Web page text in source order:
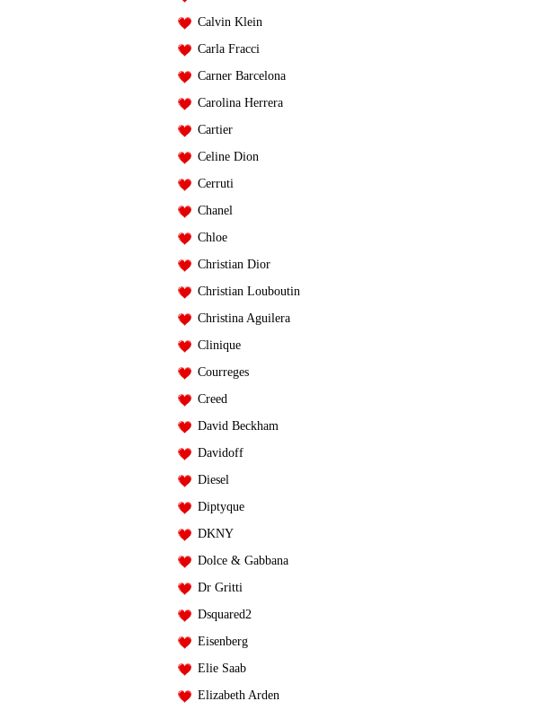
Calvin Klein
Carla Fracci
Carner Barcelona
Carolina Herrera
Cartier
Celine Dion
Cerruti
Chanel
Chloe
Christian Dior
Christian Louboutin
Christina Aguilera
Clinique
Courreges
Creed
David Beckham
Davidoff
Diesel
Diptyque
DKNY
Dolce & Gabbana
Dr Gritti
Dsquared2
Eisenberg
Elie Saab
Elizabeth Arden